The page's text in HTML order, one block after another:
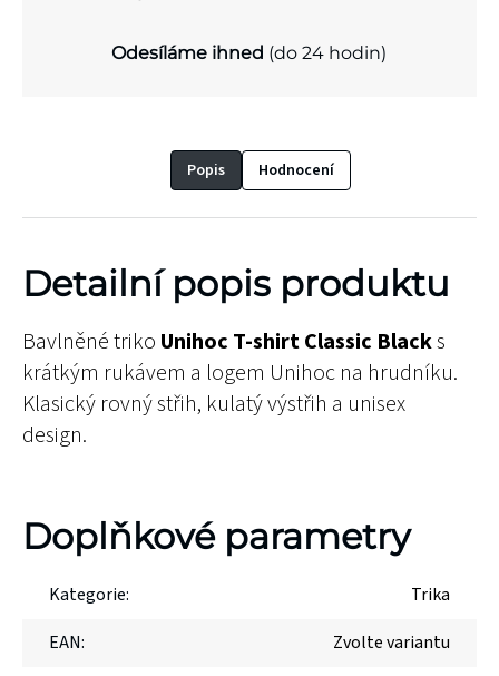
Odesíláme ihned (do 24 hodin)
Popis Hodnocení
Detailní popis produktu
Bavlněné triko Unihoc T-shirt Classic Blacks
krátkým rukávem a logem Unihoc na hrudníku.
Klasický rovný střih, kulatý výstřih a unisex
design.
Doplňkové parametry
Kategorie:
Trika
EAN:
Zvolte variantu